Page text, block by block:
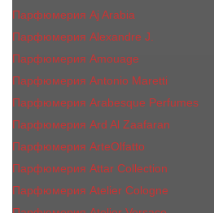
Парфюмерия Aj Arabia
Парфюмерия Alexandre J.
Парфюмерия Amouage
Парфюмерия Antonio Maretti
Парфюмерия Arabesque Perfumes
Парфюмерия Ard Al Zaafaran
Парфюмерия ArteOlfatto
Парфюмерия Attar Collection
Парфюмерия Atelier Cologne